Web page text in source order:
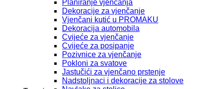
Planiranje vjenčanja
Dekoracije za vjenčanje
Vjenčani kutić u PROMAKU
Dekoracija automobila
Cvijeće za vjenčanje
Cvijeće za posipanje
Pozivnice za vjenčanje
Pokloni za svatove
Jastučići za vjenčano prstenje
Nadstoljnaci i dekoracije za stolove